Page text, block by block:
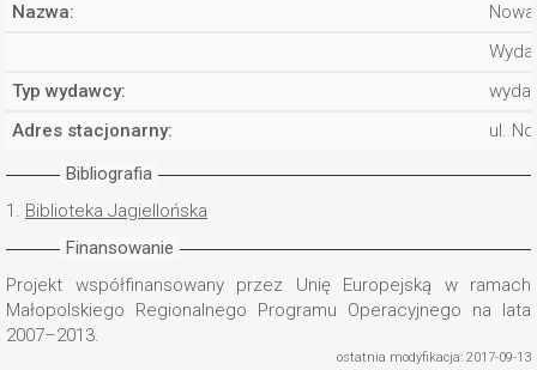
Nazwa:
Typ wydawcy:
Adres stacjonarny:
ul.
Bibliografia
1. Biblioteka Jagiellońska
Finansowanie
Projekt współfinansowany przez Unię Europejską w ramach
Małopolskiego Regionalnego Programu Operacyjnego na lata
2007–2013.
ostatnia modyfikacja: 2017-09-13